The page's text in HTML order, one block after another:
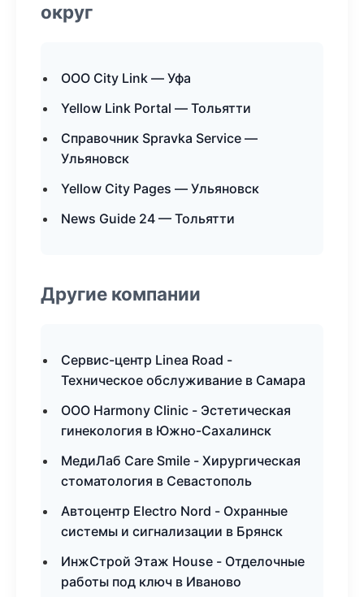
округ
ООО City Link — Уфа
Yellow Link Portal — Тольятти
Справочник Spravka Service —
Ульяновск
Yellow City Pages — Ульяновск
News Guide 24 — Тольятти
Другие компании
Сервис-центр Linea Road -
Техническое обслуживание в Самара
ООО Harmony Clinic - Эстетическая
гинекология в Южно-Сахалинск
МедиЛаб Care Smile - Хирургическая
стоматология в Севастополь
Автоцентр Electro Nord - Охранные
системы и сигнализации в Брянск
ИнжСтрой Этаж House - Отделочные
работы под ключ в Иваново